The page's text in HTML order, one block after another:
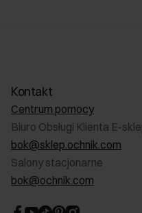
Kontakt
Centrum pomocy
Biuro Obsługi Klienta E-
bok@sklep.ochnik.com
Salony stacjonarne
bok@ochnik.com